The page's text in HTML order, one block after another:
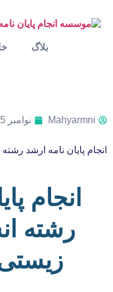
بلاگ
Mahyarmni نوامبر 5, 2025
انجام پایان نامه ارشد
انجام
رشته